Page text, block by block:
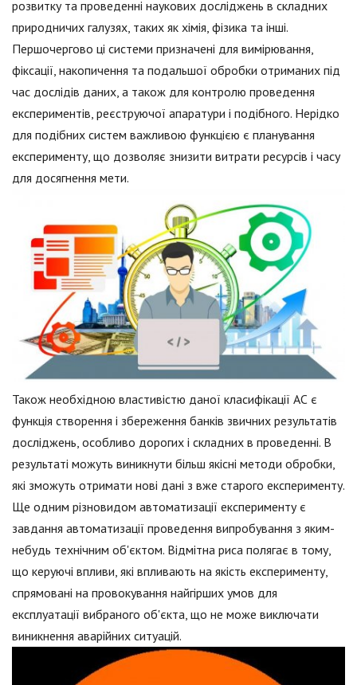
розвитку та проведенні наукових досліджень в складних
природничих галузях, таких як хімія, фізика та інші.
Першочергово ці системи призначені для вимірювання,
фіксації, накопичення та подальшої обробки отриманих під
час дослідів даних, а також для контролю проведення
експериментів, реєструючої апаратури і подібного. Нерідко
для подібних систем важливою функцією є планування
експерименту, що дозволяє знизити витрати ресурсів і часу
для досягнення мети.
Також необхідною властивістю даної класифікації АС є
функція створення і збереження банків звичних результатів
досліджень, особливо дорогих і складних в проведенні. В
результаті можуть виникнути більш якісні методи обробки,
які зможуть отримати нові дані з вже старого експерименту.
Ще одним різновидом автоматизації експерименту є
завдання автоматизації проведення випробування з яким-
небудь технічним об'єктом. Відмітна риса полягає в тому,
що керуючі впливи, які впливають на якість експерименту,
спрямовані на провокування найгірших умов для
експлуатації вибраного об'єкта, що не може виключати
виникнення аварійних ситуацій.